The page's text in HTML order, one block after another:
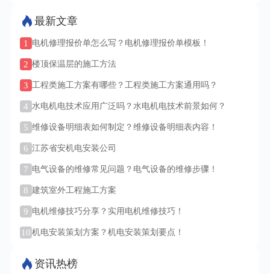
最新文章
1 电机修理报价单怎么写？电机修理报价单模板！
2 楼顶保温层的施工方法
3 工程类施工方案有哪些？工程类施工方案通用吗？
4 水电机电技术应用广泛吗？水电机电技术前景如何？
5 维修设备明细表如何制定？维修设备明细表内容！
6 江苏省安机电安装公司
7 电气设备的维修常见问题？电气设备的维修步骤！
8 建筑室外工程施工方案
9 电机维修技巧分享？实用电机维修技巧！
10 机电安装策划方案？机电安装策划要点！
资讯热榜